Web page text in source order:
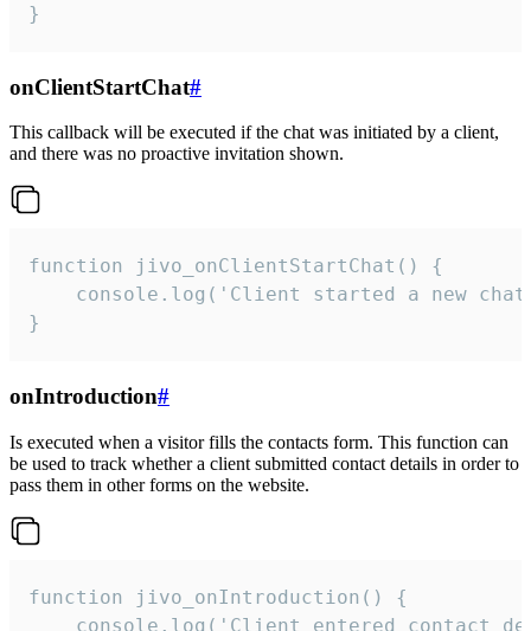
}
onClientStartChat#
This callback will be executed if the chat was initiated by a client,
and there was no proactive invitation shown.
function jivo_onClientStartChat() {
console.log('Client started a new
}
onIntroduction#
Is executed when a visitor fills the contacts form. This function can
be used to track whether a client submitted contact details in order to
pass them in other forms on the website.
function jivo_onIntroduction() {
console.log('Client entered contact